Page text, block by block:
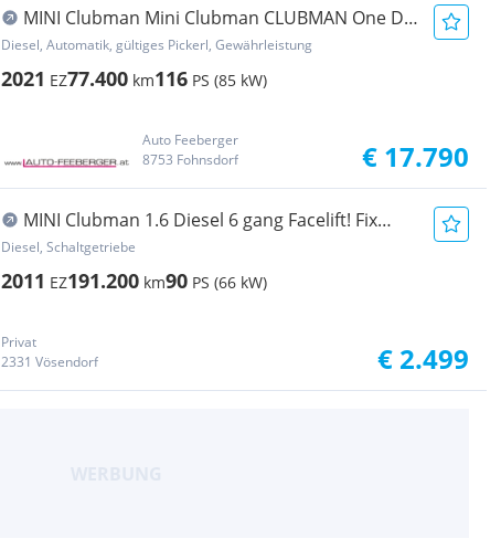
MINI Clubman Mini Clubman CLUBMAN One D
Aut.; Facelift; LED,...
Diesel, Automatik, gültiges Pickerl, Gewährleistung
2021 EZ77.400 km116 PS (85 kW)
Auto Feeberger
8753 Fohnsdorf
€ 17.790
MINI Clubman 1.6 Diesel 6 gang Facelift! Fix
preis!!!
Diesel, Schaltgetriebe
2011 EZ191.200 km90 PS (66 kW)
Privat
2331 Vösendorf
€ 2.499